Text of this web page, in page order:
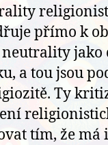
přímo k
jako
a tou jsou
Ty
tím, že má